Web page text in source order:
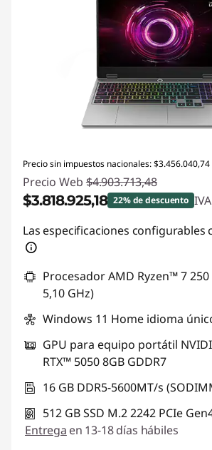
Precio sin impuestos nacionales: $3.456.040,74
Precio Web $4.903.713,48
$3.818.925,18 22% de descuento
Descuento prod (inc IVA) :-
Las especificaciones configurables
Procesador AMD Ryzen™ 7 250
5,10 GHz)
Windows 11 Home idioma
GPU para equipo portátil
RTX™ 5050 8GB GDDR7
16 GB DDR5-5600MT/s
512 GB SSD M.2 2242 PCIe
Entrega en 13-18 días hábiles